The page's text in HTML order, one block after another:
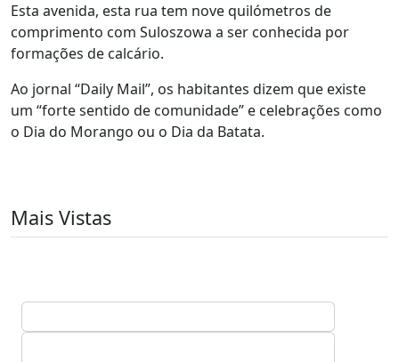
Esta avenida, esta rua tem nove quilómetros de
comprimento com Suloszowa a ser conhecida por
formações de calcário.
Ao jornal “Daily Mail”, os habitantes dizem que existe
um “forte sentido de comunidade” e celebrações como
o Dia do Morango ou o Dia da Batata.
Mais Vistas